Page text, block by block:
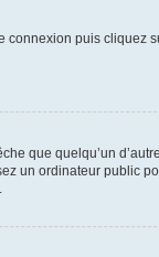
connexion puis cliquez
que quelqu’un
un ordinateur public